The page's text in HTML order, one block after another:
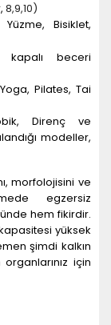
8,9,10)
Bisiklet,
kapalı beceri
Pilates, Tai
Direnç ve
modeller,
morfolojisini ve
egzersiz
hem fikirdir.
yüksek
şimdi kalkın
için